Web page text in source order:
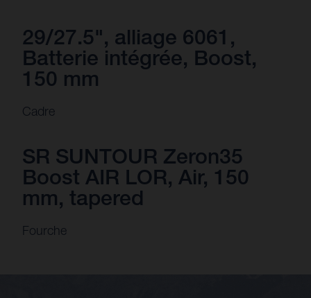
29/27.5", alliage 6061,
Batterie intégrée, Boost,
150 mm
Cadre
SR SUNTOUR Zeron35
Boost AIR LOR, Air, 150
mm, tapered
Fourche